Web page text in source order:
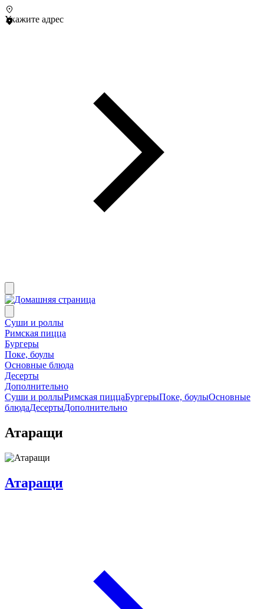
Укажите адрес
Суши и роллы
Римская пицца
Бургеры
Поке, боулы
Основные блюда
Десерты
Дополнительно
Суши и роллыРимская пиццаБургерыПоке, боулыОсновные
блюдаДесертыДополнительно
Атаращи
Атаращи